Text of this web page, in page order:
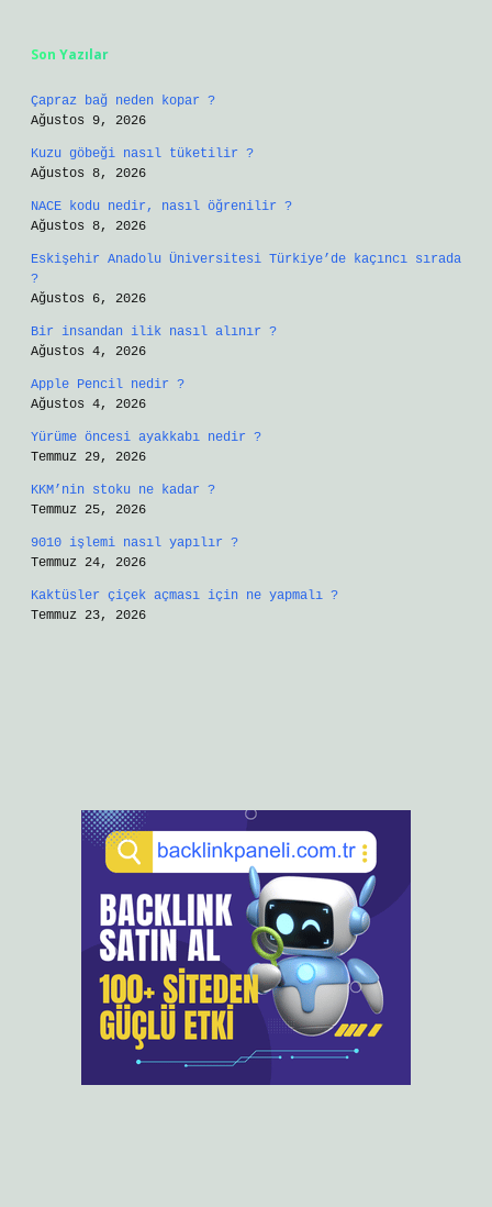
Son Yazılar
Çapraz bağ neden kopar ?
Ağustos 9, 2026
Kuzu göbeği nasıl tüketilir ?
Ağustos 8, 2026
NACE kodu nedir, nasıl öğrenilir ?
Ağustos 8, 2026
Eskişehir Anadolu Üniversitesi Türkiye’de kaçıncı sırada
?
Ağustos 6, 2026
Bir insandan ilik nasıl alınır ?
Ağustos 4, 2026
Apple Pencil nedir ?
Ağustos 4, 2026
Yürüme öncesi ayakkabı nedir ?
Temmuz 29, 2026
KKM’nin stoku ne kadar ?
Temmuz 25, 2026
9010 işlemi nasıl yapılır ?
Temmuz 24, 2026
Kaktüsler çiçek açması için ne yapmalı ?
Temmuz 23, 2026